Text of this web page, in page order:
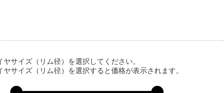
ヤサイズ（リム径）を選択してください。
ヤサイズ（リム径）を選択すると価格が表示されます。